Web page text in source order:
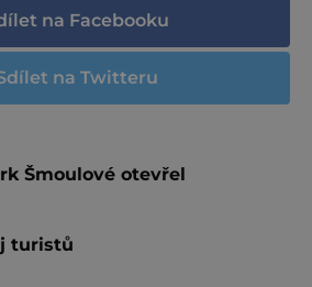
na Facebooku
na Twitteru
Šmoulové otevřel
turistů